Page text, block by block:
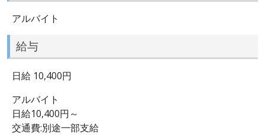
アルバイト
給与
日給 10,400円
アルバイト
日給10,400円～
交通費:別途一部支給